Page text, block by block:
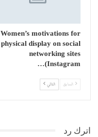
Women’s motivations for
physical display on social
networking sites
(Instagram…
السابق التالي
اترك رد